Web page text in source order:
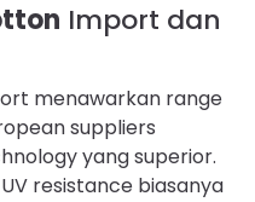
Import dan
menawarkan range
suppliers
yang superior.
resistance biasanya